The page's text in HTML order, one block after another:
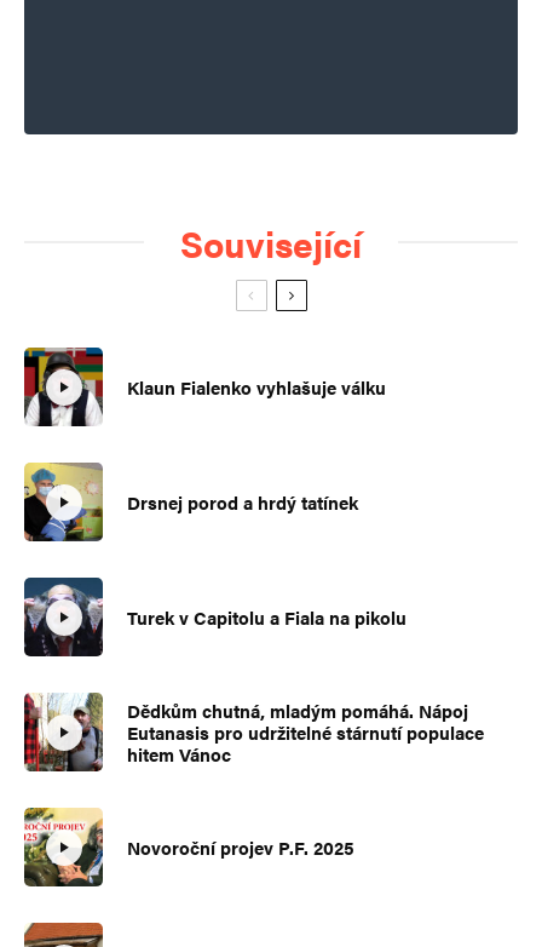
Související
Klaun Fialenko vyhlašuje válku
Drsnej porod a hrdý tatínek
Turek v Capitolu a Fiala na pikolu
Dědkům chutná, mladým pomáhá. Nápoj
Eutanasis pro udržitelné stárnutí populace
hitem Vánoc
Novoroční projev P.F. 2025